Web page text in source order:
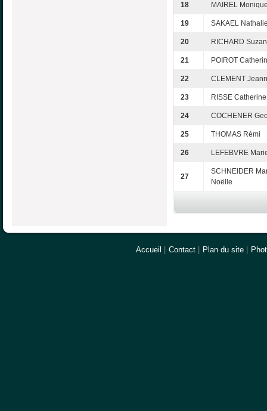
18 MAIREL
19 SAKAEL
20 RICHARD
21 POIROT
22 CLEMENT
23 RISSE Catherine
24 COCHENER
25 THOMAS Rémi
26 LEFEBVRE
27
SCHNEIDER
Noëlle
Accueil Contact Plan du site